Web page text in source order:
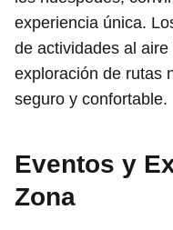
experiencia única.
de actividades al
exploración de rutas
seguro y confortable.
Eventos y
Zona